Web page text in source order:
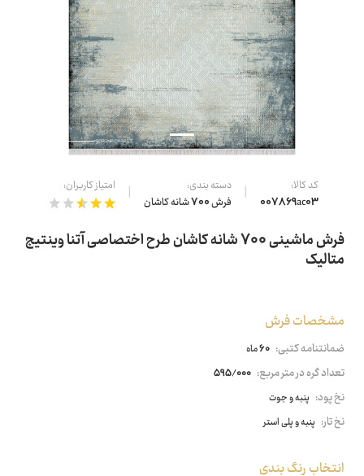
کد کالا:
007869ac03
دسته بندی:
فرش 700 شانه کاشان
امتیاز کاربران:
فرش ماشینی 700 شانه کاشان طرح اختصاصی آتنا وینتیج
متالیک
مشخصات فرش
ضمانتنامه کتبی: 60 ماه
تعداد گره در متر مربع: 595/000
نخ پود: پنبه و جوت
نخ تار: پنبه و پلی استر
انتخاب رنگ بندی